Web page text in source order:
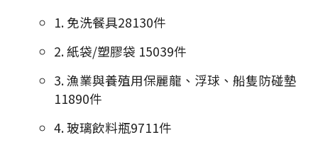
1. 免洗餐具28130件
2. 紙袋/塑膠袋 15039件
3. 漁業與養殖用保麗龍、浮球、船隻防碰墊
11890件
4. 玻璃飲料瓶9711件